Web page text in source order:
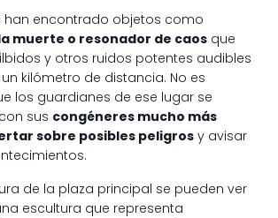
han encontrado objetos como
muerte o resonador de caos que
y otros ruidos potentes audibles
kilómetro de distancia. No es
los guardianes de ese lugar se
sus congéneres mucho más
sobre posibles peligros y avisar
de la plaza principal se pueden ver
escultura que representa